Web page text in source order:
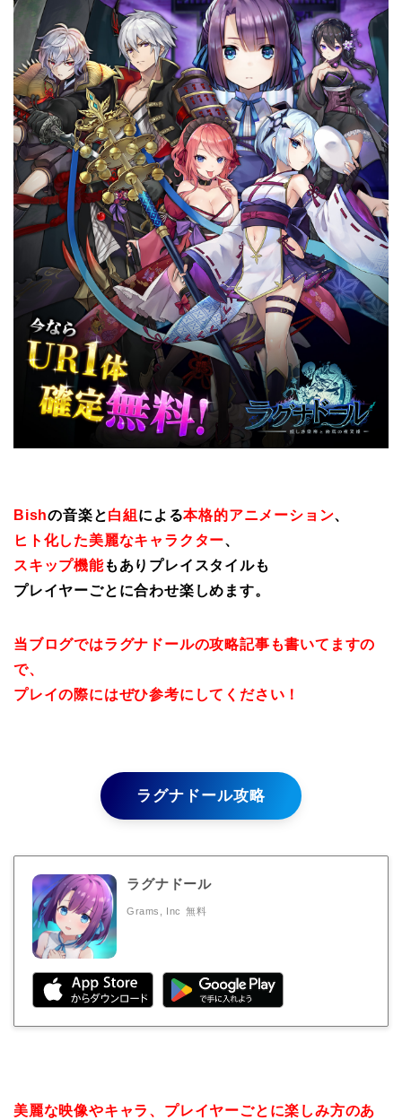
Bishの音楽と白組 による本格的アニメーション、
ヒト化した美麗なキャラクター、
スキップ機能もありプレイスタイルも
プレイヤーごとに合わせ楽しめます。
当ブログではラグナドールの攻略記事も書いてますの
で、
プレイの際にはぜひ参考にしてください！
ラグナドール攻略
ラグナドール
Grams, Inc 無料
美麗な映像やキャラ、プレイヤーごとに楽しみ方のあ